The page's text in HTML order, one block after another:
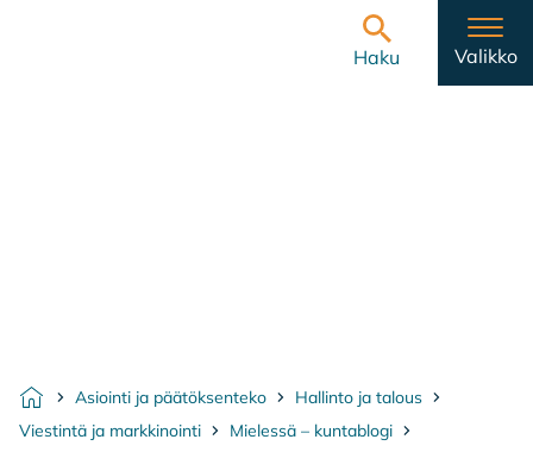
Haku
Valikko
Etusivu
Asiointi ja päätöksenteko
Hallinto ja talous
Viestintä ja markkinointi
Mielessä – kuntablogi